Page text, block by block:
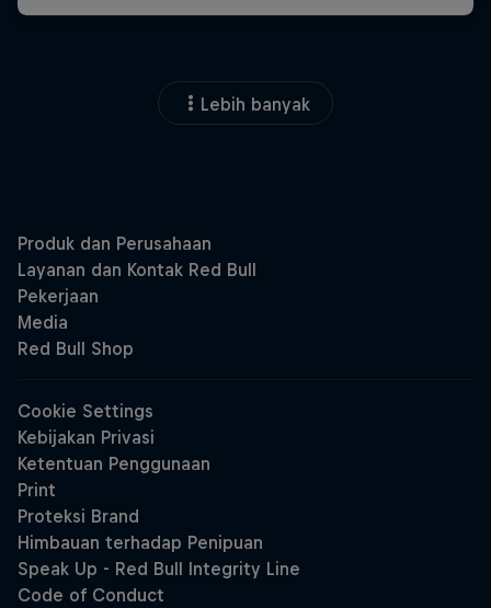
Lebih banyak